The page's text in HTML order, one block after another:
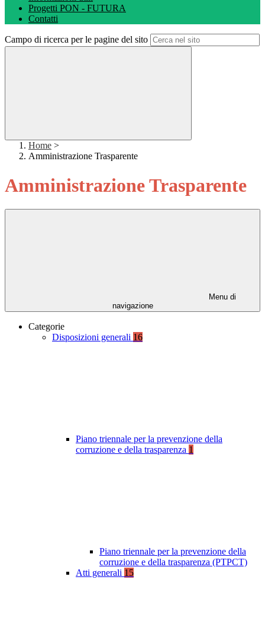
Progetti PON - FUTURA
Contatti
Campo di ricerca per le pagine del sito
Home >
Amministrazione Trasparente
Amministrazione Trasparente
Menu di
navigazione
Categorie
Disposizioni generali 16
Piano triennale per la prevenzione della
corruzione e della trasparenza 1
Piano triennale per la prevenzione della
corruzione e della trasparenza (PTPCT)
Atti generali 15